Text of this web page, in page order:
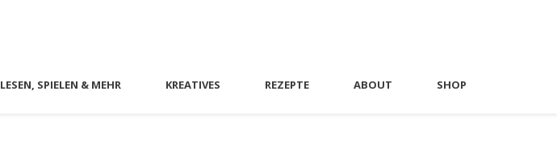
LESEN, SPIELEN & MEHR KREATIVES REZEPTE ABOUT SHOP